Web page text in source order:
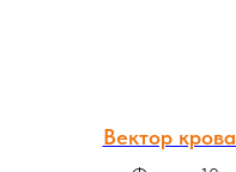
Вектор